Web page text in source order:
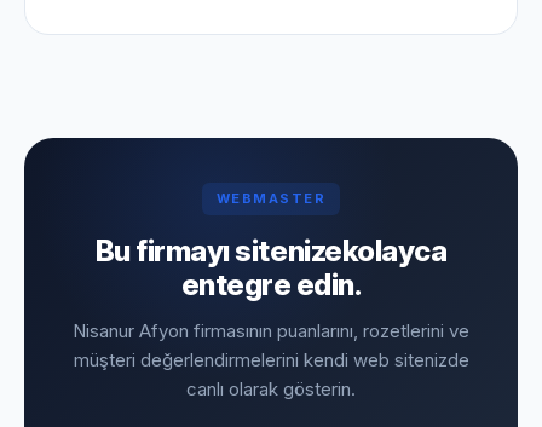
WEBMASTER
Bu firmayı sitenizekolayca
entegre edin.
Nisanur Afyon firmasının puanlarını, rozetlerini ve
müşteri değerlendirmelerini kendi web sitenizde
canlı olarak gösterin.